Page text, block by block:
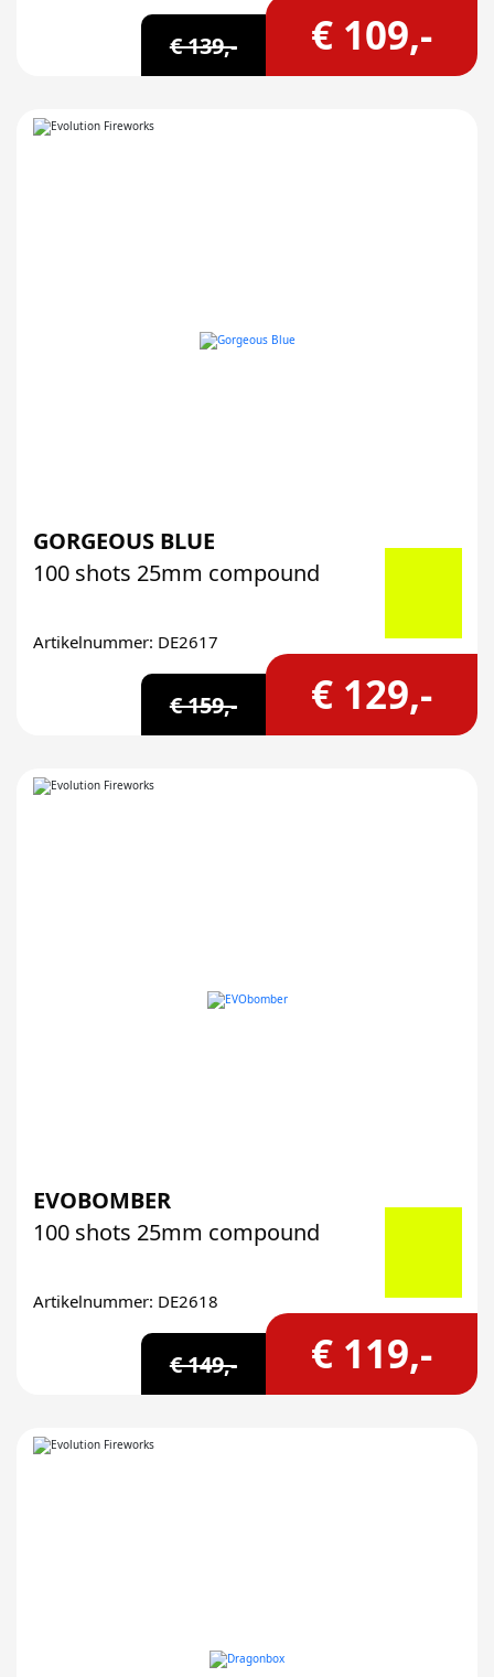
€ 139,- € 109,-
GORGEOUS BLUE
100 shots 25mm compound
Artikelnummer: DE2617
€ 159,- € 129,-
EVOBOMBER
100 shots 25mm compound
Artikelnummer: DE2618
€ 149,- € 119,-